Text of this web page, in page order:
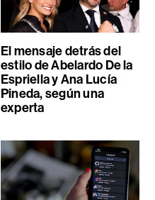
El mensaje detrás del
estilo de Abelardo De la
Espriella y Ana Lucía
Pineda, según una
experta